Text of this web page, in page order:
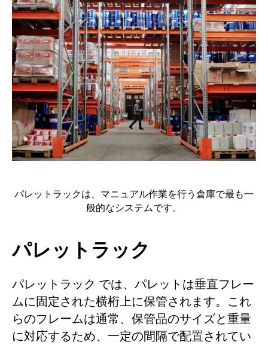
パレットラックは、マニュアル作業を行う倉庫で最も一
般的なシステムです。
パレットラック
パレットラック では、パレットは垂直フレー
ムに固定された横桁上に保管されます。これ
らのフレームは通常、保管品のサイズと重量
に対応するため、一定の間隔で配置されてい